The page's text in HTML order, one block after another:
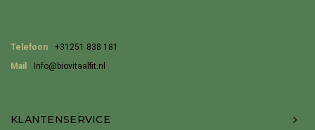
Telefoon
+31251 838 181
Mail
Info@biovitaalfit.nl
KLANTENSERVICE